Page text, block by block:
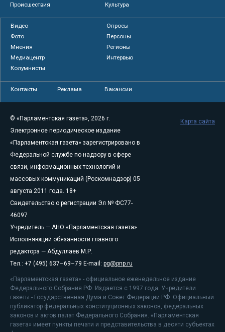
Происшествия
Культура
Видео
Опросы
Фото
Персоны
Мнения
Регионы
Медиацентр
Интервью
Колумнисты
Контакты Реклама Вакансии
© «Парламентская газета», 2026 г.
Электронное периодическое издание
«Парламентская газета» зарегистрировано в
Федеральной службе по надзору в сфере
связи, информационных технологий и
массовых коммуникаций (Роскомнадзор) 05
августа 2011 года. 18+
Свидетельство о регистрации Эл № ФС77-
46097
Учредитель — АНО «Парламентская газета»
Исполняющий обязанности главного
редактора — Абдуллаев М.Р.
Тел.: +7 (495) 637–69–79 E-mail: pg@pnp.ru
«Парламентская газета» - официальное еженедельное издание
Федерального Собрания РФ. Издается с 1997 года. Учредители
газеты - Государственная Дума и Совет Федерации РФ. Официальный
публикатор федеральных конституционных законов, федеральных
законов и актов палат Федерального Собрания. «Парламентская
газета» имеет пункты печати и представительства в десяти субъектах
Карта сайта